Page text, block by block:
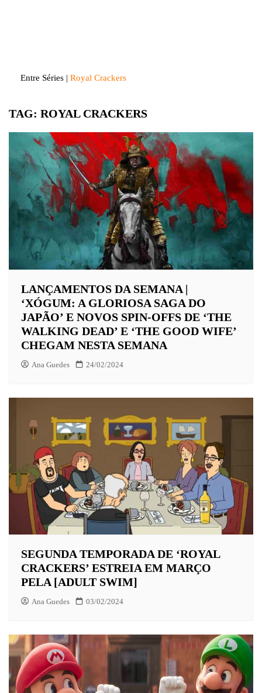
Entre Séries | Royal Crackers
TAG: ROYAL CRACKERS
LANÇAMENTOS DA SEMANA |
‘XÓGUM: A GLORIOSA SAGA DO
JAPÃO’ E NOVOS SPIN-OFFS DE ‘THE
WALKING DEAD’ E ‘THE GOOD WIFE’
CHEGAM NESTA SEMANA
Ana Guedes 24/02/2024
SEGUNDA TEMPORADA DE ‘ROYAL
CRACKERS’ ESTREIA EM MARÇO
PELA [ADULT SWIM]
Ana Guedes 03/02/2024